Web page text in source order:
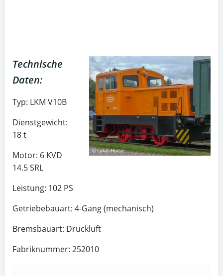
Technische
Daten:
Typ: LKM V10B
Dienstgewicht:
18 t
Motor: 6 KVD
14.5 SRL
Leistung: 102 PS
Getriebebauart: 4-Gang (mechanisch)
Bremsbauart: Druckluft
Fabriknummer: 252010